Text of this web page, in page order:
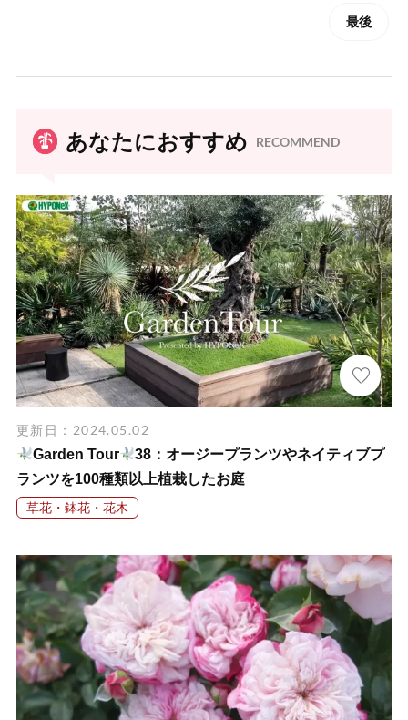
最後
あなたにおすすめ RECOMMEND
更新日：2024.05.02
Garden Tour
38：オージープランツやネイティブプ
ランツを100種類以上植栽したお庭
草花・鉢花・花木